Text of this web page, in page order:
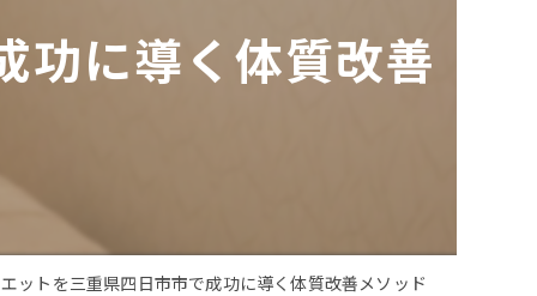
猫背矯正
功に導く体質改善
ットを三重県四日市市で成功に導く体質改善メソッド